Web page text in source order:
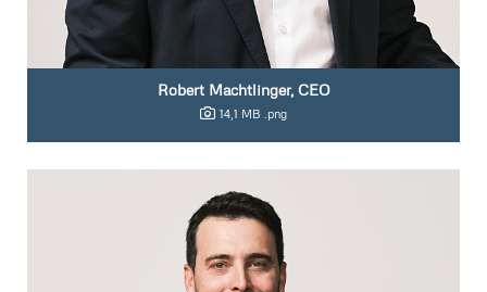
Robert Machtlinger, CEO
14,1 MB .png